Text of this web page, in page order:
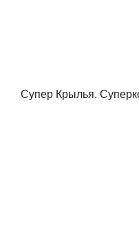
Супер Крылья.